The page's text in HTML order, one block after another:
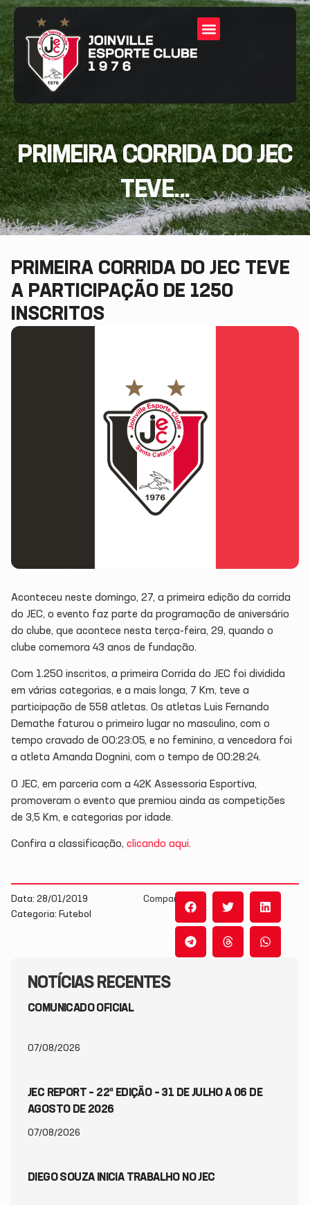
PRIMEIRA CORRIDA DO JEC
TEVE...
NOTÍCIAS RECENTES
COMUNICADO OFICIAL
07/08/2026
JEC REPORT – 22ª EDIÇÃO – 31 DE JULHO A 06 DE
AGOSTO DE 2026
07/08/2026
DIEGO SOUZA INICIA TRABALHO NO JEC
PRIMEIRA CORRIDA DO JEC TEVE
A PARTICIPAÇÃO DE 1250
INSCRITOS
Aconteceu neste domingo, 27, a primeira edição da corrida
do JEC, o evento faz parte da programação de aniversário
do clube, que acontece nesta terça-feira, 29, quando o
clube comemora 43 anos de fundação.
Com 1.250 inscritos, a primeira Corrida do JEC foi dividida
em várias categorias, e a mais longa, 7 Km, teve a
participação de 558 atletas. Os atletas Luis Fernando
Demathe faturou o primeiro lugar no masculino, com o
tempo cravado de 00:23:05, e no feminino, a vencedora foi
a atleta Amanda Dognini, com o tempo de 00:28:24.
O JEC, em parceria com a 42K Assessoria Esportiva,
promoveram o evento que premiou ainda as competições
de 3,5 Km, e categorias por idade.
Confira a classificação, clicando aqui.
Data: 28/01/2019
Categoria: Futebol
Compartilhe: